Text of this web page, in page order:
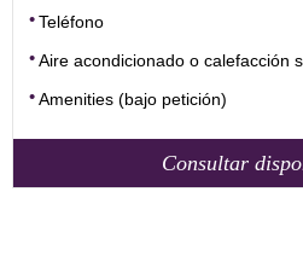
Teléfono
Aire acondicionado o calefacción
Amenities (bajo petición)
Consultar